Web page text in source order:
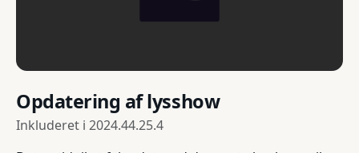
Opdatering af lysshow
Inkluderet i 2024.44.25.4